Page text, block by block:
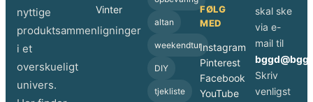
nyttige
produktsammenligninger
i et
overskueligt
univers.
Vinter
altan
weekendtur
DIY
tjekliste
FØLG
MED
Instagram
Pinterest
Facebook
YouTube
skal ske
via e-
mail til
Skriv
venligst